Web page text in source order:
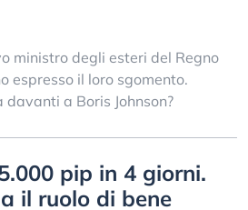
ministro degli esteri del Regno
espresso il loro sgomento.
a Boris Johnson?
pip in 4 giorni.
il ruolo di bene